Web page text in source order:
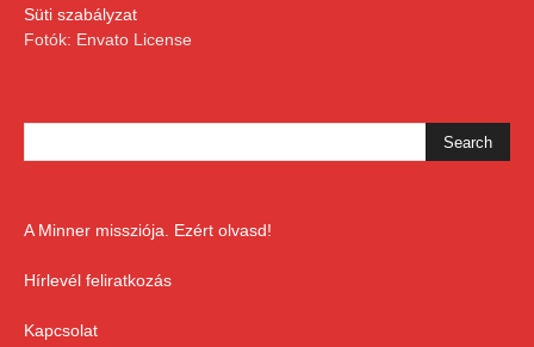
Süti szabályzat
Fotók: Envato License
A Minner missziója. Ezért olvasd!
Hírlevél feliratkozás
Kapcsolat